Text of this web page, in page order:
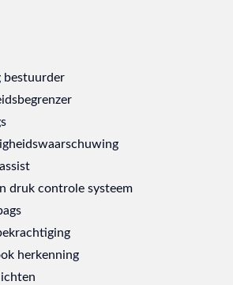
bestuurder
druk controle systeem
herkenning